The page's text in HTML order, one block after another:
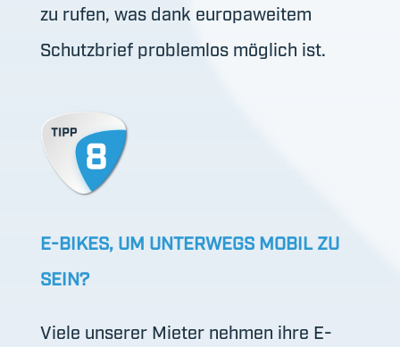
zu rufen, was dank europaweitem
Schutzbrief problemlos möglich ist.
E-BIKES, UM UNTERWEGS MOBIL ZU
SEIN?
Viele unserer Mieter nehmen ihre E-